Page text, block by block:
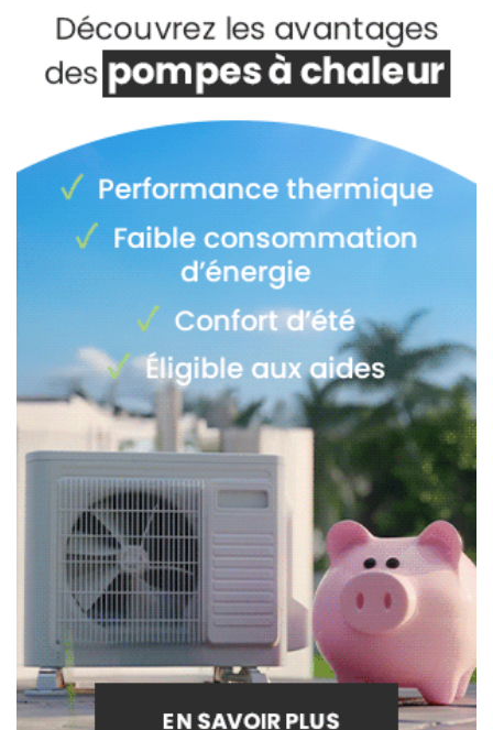
Ces deux tableaux vous permettront d'habiller un coin de